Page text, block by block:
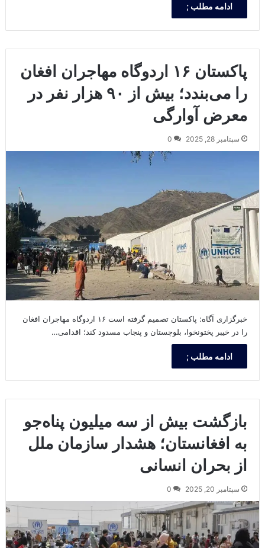
ادامه مطلب ;
پاکستان ۱۶ اردوگاه مهاجران افغان
را می‌بندد؛ بیش از ۹۰ هزار نفر در
معرض آوارگی
سپتامبر 28, 2025 0
خبرگزاری آگاه: پاکستان تصمیم گرفته است ۱۶ اردوگاه مهاجران افغان
را در خیبر پختونخوا، بلوچستان و پنجاب مسدود کند؛ اقدامی…
ادامه مطلب ;
بازگشت بیش از سه میلیون پناه‌جو
به افغانستان؛ هشدار سازمان ملل
از بحران انسانی
سپتامبر 20, 2025 0